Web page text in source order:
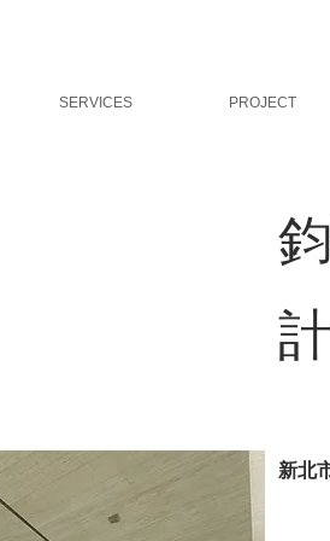
SERVICES PROJECT
計
新北